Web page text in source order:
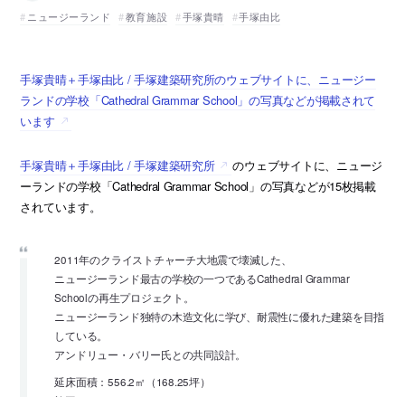
ニュージーランド
教育施設 手塚貴晴 手塚由比
手塚貴晴＋手塚由比 / 手塚建築研究所のウェブサイトに、ニュージー
ランドの学校「Cathedral Grammar School」の写真などが掲載されて
います
手塚貴晴＋手塚由比 / 手塚建築研究所
のウェブサイトに、ニュージ
ーランドの学校「Cathedral Grammar School」の写真などが15枚掲載
されています。
2011年のクライストチャーチ大地震で壊滅した、
ニュージーランド最古の学校の一つであるCathedral Grammar
Schoolの再生プロジェクト。
ニュージーランド独特の木造文化に学び、耐震性に優れた建築を目指
している。
アンドリュー・バリー氏との共同設計。
延床面積：556.2㎡（168.25坪）